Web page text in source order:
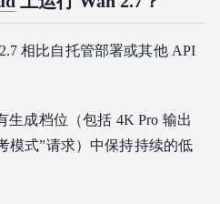
相比自托管部署或其他 API
生成档位（包括 4K Pro 输出
模式”请求）中保持持续的低